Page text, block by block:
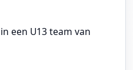
een U13 team van